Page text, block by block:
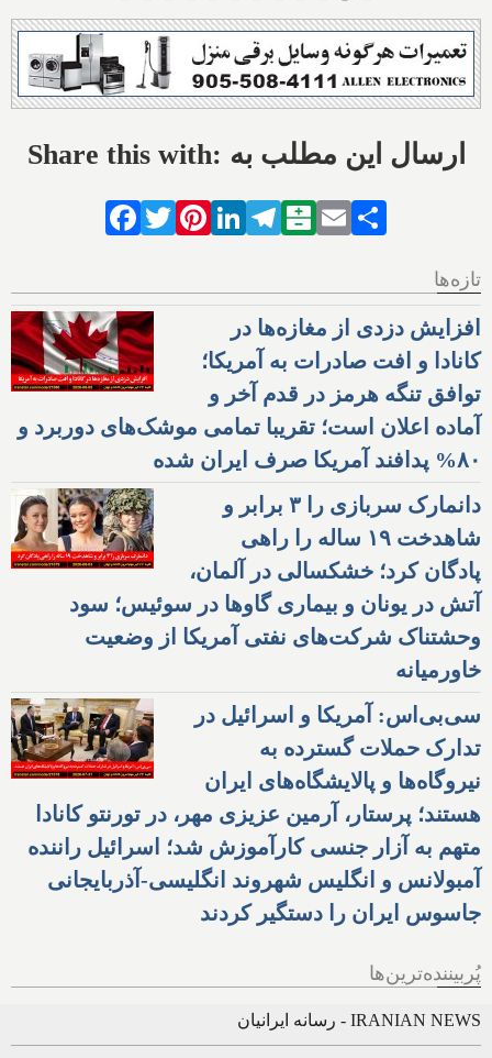
Share this with: ارسال این مطلب به
Facebook
TwitterPinterestLinkedIn
Telegram
Balatarin
Email
تازه‌ها
افزایش دزدی از مغازه‌ها در
کانادا و افت صادرات به آمریکا؛
توافق تنگه هرمز در قدم آخر و
آماده اعلان است؛ تقریبا تمامی موشک‌های دوربرد و
۸۰% پدافند آمریکا صرف ایران شده
دانمارک سربازی را ۳ برابر و
شاهدخت ۱۹ ساله را راهی
پادگان کرد؛ خشکسالی در آلمان،
آتش در یونان و بیماری گاوها در سوئیس؛ سود
وحشتناک شرکت‌های نفتی آمریکا از وضعیت
خاورمیانه
سی‌بی‌اس: آمریکا و اسرائیل در
تدارک حملات گسترده به
نیروگاه‌ها و پالایشگاه‌های ایران
هستند؛ پرستار، آرمین عزیزی مهر، در تورنتو کانادا
متهم به آزار جنسی کارآموزش شد؛ اسرائیل راننده
آمبولانس و انگلیس شهروند انگلیسی-آذربایجانی
جاسوس ایران را دستگیر کردند
پُربیننده‌ترین‌ها
IRANIAN NEWS - رسانه ایرانیان